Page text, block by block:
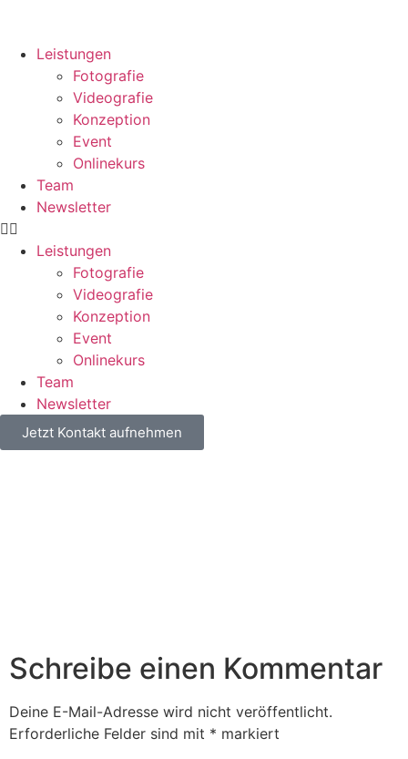
Leistungen
Fotografie
Videografie
Konzeption
Event
Onlinekurs
Team
Newsletter
Leistungen
Fotografie
Videografie
Konzeption
Event
Onlinekurs
Team
Newsletter
Jetzt Kontakt aufnehmen
Schreibe einen Kommentar
Deine E-Mail-Adresse wird nicht veröffentlicht.
Erforderliche Felder sind mit * markiert